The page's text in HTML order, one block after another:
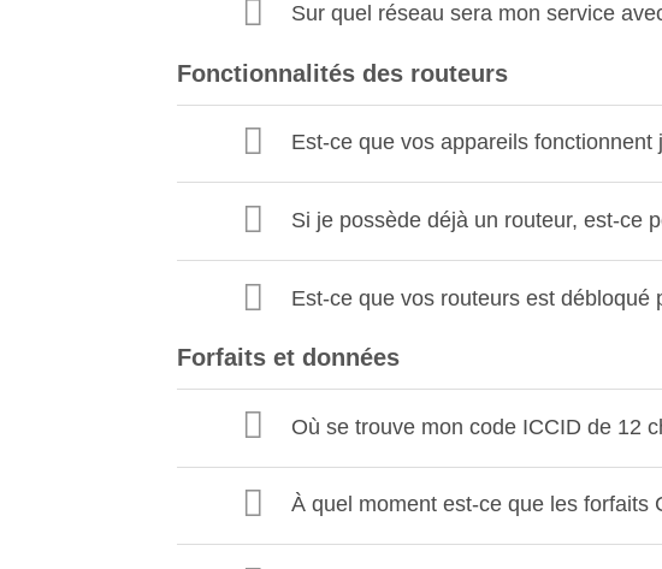
Sur quel réseau sera mon service
Fonctionnalités des routeurs
Est-ce que vos appareils fonctionnent
Si je possède déjà un routeur, est-ce
Est-ce que vos routeurs est débloqué
Forfaits et données
Où se trouve mon code ICCID de 12
À quel moment est-ce que les forfaits